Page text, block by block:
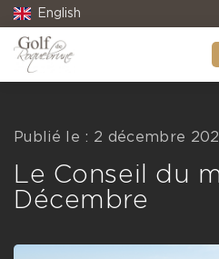
English
Publié le : 2 décembre
Le Conseil du
Décembre